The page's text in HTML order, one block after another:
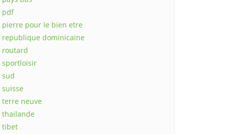
pdf
pierre pour le bien etre
republique dominicaine
routard
sportloisir
sud
suisse
terre neuve
thailande
tibet